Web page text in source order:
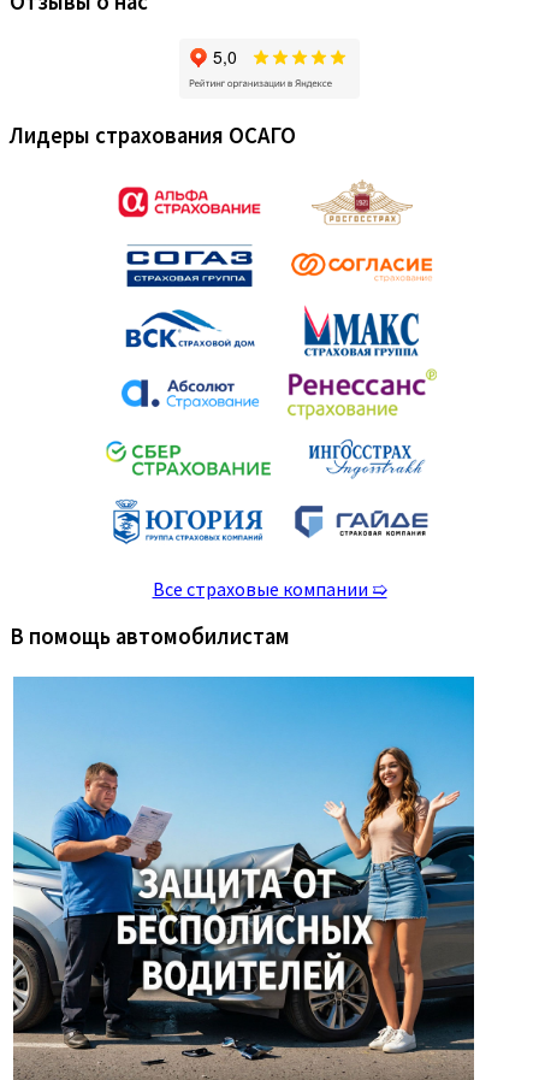
Лидеры страхования ОСАГО
Все страховые компании ➯
В помощь автомобилистам